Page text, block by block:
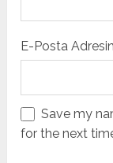
E-Posta
Save my
for the next